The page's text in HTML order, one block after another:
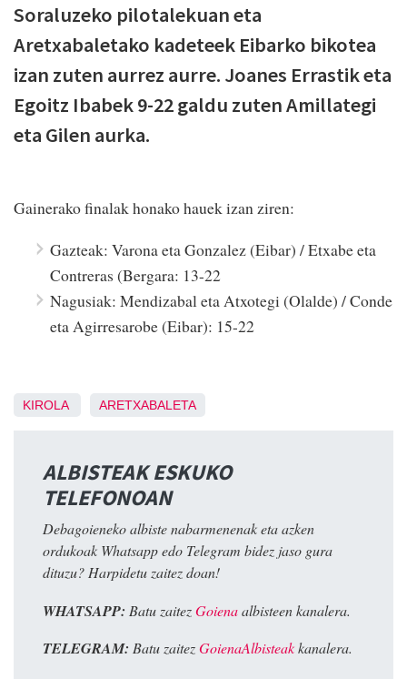
Soraluzeko pilotalekuan eta
Aretxabaletako kadeteek Eibarko bikotea
izan zuten aurrez aurre. Joanes Errastik eta
Egoitz Ibabek 9-22 galdu zuten Amillategi
eta Gilen aurka.
Gainerako finalak honako hauek izan ziren:
Gazteak: Varona eta Gonzalez (Eibar) / Etxabe eta
Contreras (Bergara: 13-22
Nagusiak: Mendizabal eta Atxotegi (Olalde) / Conde
eta Agirresarobe (Eibar): 15-22
KIROLA ARETXABALETA
ALBISTEAK ESKUKO
TELEFONOAN
Debagoieneko albiste nabarmenenak eta azken
ordukoak Whatsapp edo Telegram bidez jaso gura
dituzu? Harpidetu zaitez doan!
WHATSAPP: Batu zaitezGoienaalbisteen kanalera.
TELEGRAM: Batu zaitezGoienaAlbisteakkanalera.